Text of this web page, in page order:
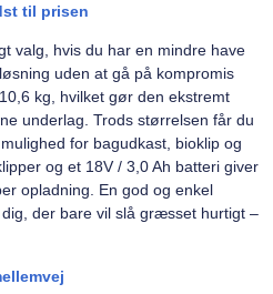
til prisen
valg, hvis du har en mindre have
uden at gå på kompromis
kg, hvilket gør den ekstremt
underlag. Trods størrelsen får du
for bagudkast, bioklip og
og et 18V / 3,0 Ah batteri giver
opladning. En god og enkel
der bare vil slå græsset hurtigt –